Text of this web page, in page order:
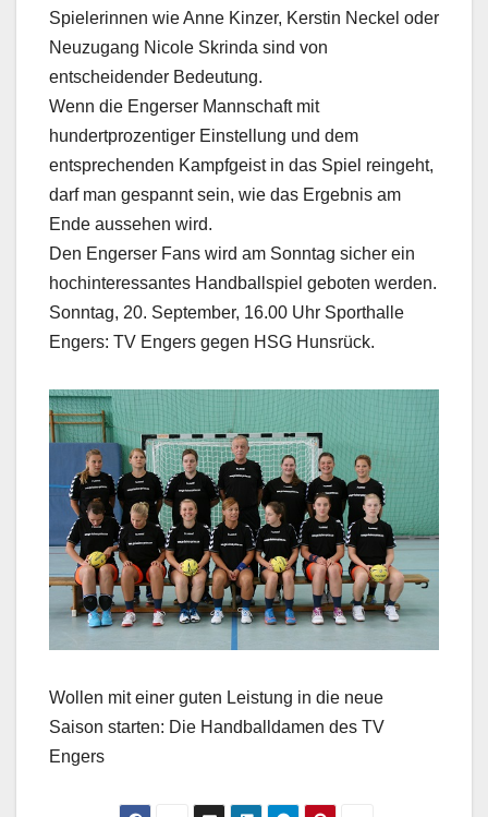
Spielerinnen wie Anne Kinzer, Kerstin Neckel oder
Neuzugang Nicole Skrinda sind von
entscheidender Bedeutung.
Wenn die Engerser Mannschaft mit
hundertprozentiger Einstellung und dem
entsprechenden Kampfgeist in das Spiel reingeht,
darf man gespannt sein, wie das Ergebnis am
Ende aussehen wird.
Den Engerser Fans wird am Sonntag sicher ein
hochinteressantes Handballspiel geboten werden.
Sonntag, 20. September, 16.00 Uhr Sporthalle
Engers: TV Engers gegen HSG Hunsrück.
Wollen mit einer guten Leistung in die neue
Saison starten: Die Handballdamen des TV
Engers